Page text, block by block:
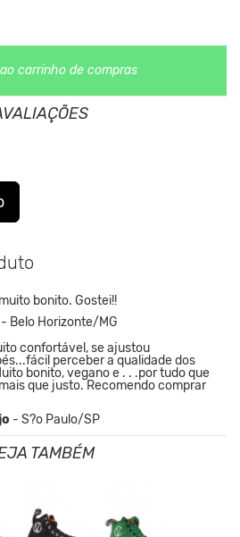
comparados a numerçao
carrinho de compras
bonito. Gostei!!
- Belo Horizonte/MG
confortável, se ajustou
perceber a qualidade dos
bonito, vegano e . . .por tudo que
que justo. Recomendo comprar
- S?o Paulo/SP
TAMBÉM